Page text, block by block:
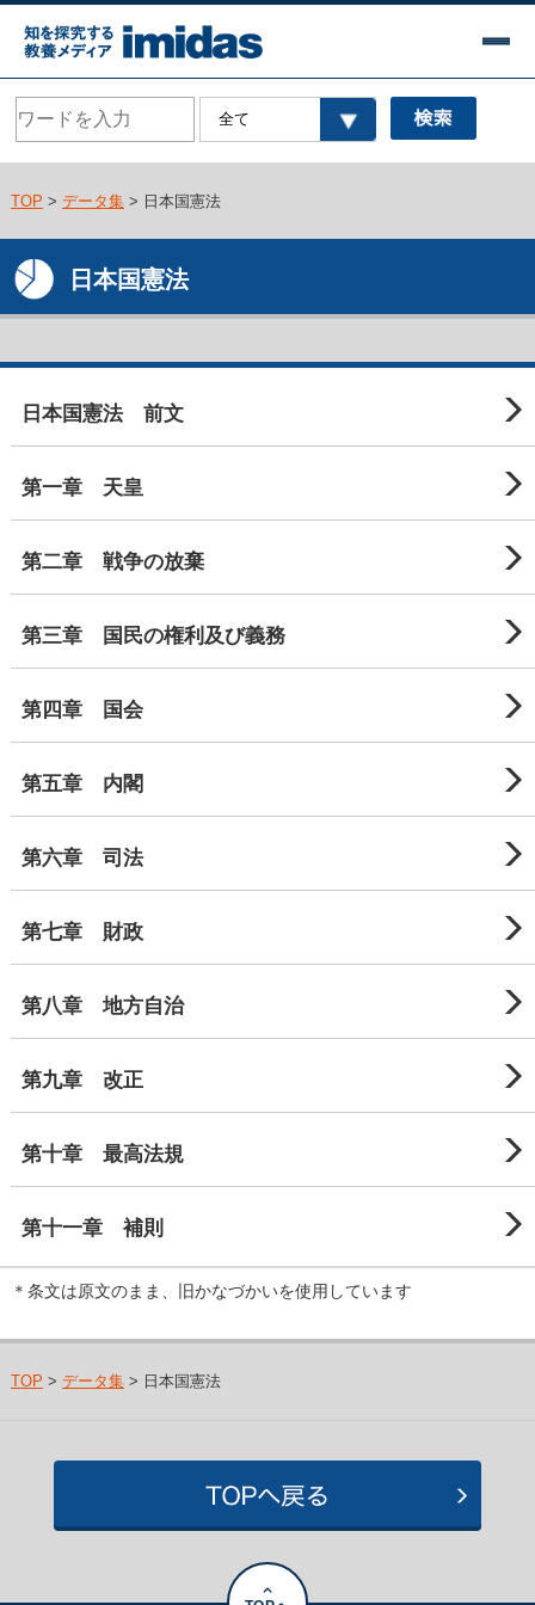
TOP > データ集> 日本国憲法
日本国憲法
日本国憲法 前文
第一章 天皇
第二章 戦争の放棄
第三章 国民の権利及び義務
第四章 国会
第五章 内閣
第六章 司法
第七章 財政
第八章 地方自治
第九章 改正
第十章 最高法規
第十一章 補則
＊条文は原文のまま、旧かなづかいを使用しています
TOP > データ集> 日本国憲法